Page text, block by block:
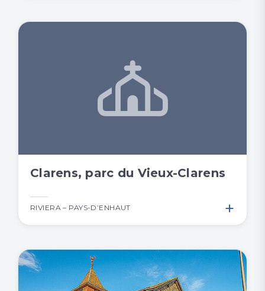
Clarens, parc du Vieux-Clarens
RIVIERA – PAYS-D’ENHAUT +